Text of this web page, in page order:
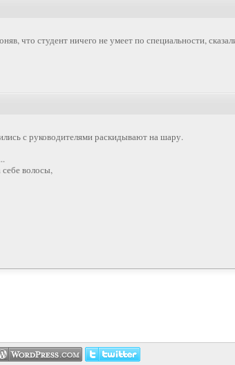
что студент ничего не умеет по специальности,
с руководителями раскидывают на шару.
себе волосы,